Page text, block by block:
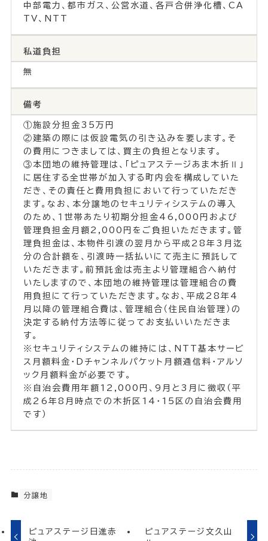
中部電力、都市ガス、公営水道、各戸合併浄化槽、CA
TV、NTT
私道負担
無
備考
①施設分担金35万円
②建築の際には仮設電気の引き込みを要します。そ
の費用につきましては、買主の負担となります。
③本団地の維持管理は、「ピュアステージあま木折Ⅱ」
に居住する全世帯が加入する町内会を構成していた
だき、その責任と費用負担において行っていただき
ます。なお、本分譲地のセキュリティシステムの導入
のため、１世帯あたり初期分担金46,000円および
管理負担金月額2,000円をご負担いただきます。管
理負担金は、本物件引渡の翌月から平成28年3月迄
分の合計額を、引渡時一括払いにて売主に預託して
いただきます。前預託金は売主より管理組合へ納付
いたしますので、本団地の維持管理は管理組合の費
用負担にて行っていただきます。なお、平成28年4
月以降の管理組合費は、管理組合（住民自治管理）の
決定する納付方法等に従ってお支払いいただきま
す。
※セキュリティシステムの維持には、NTT基本サービ
ス月額料金・Dチャンネルパケット月額通信料・アルソ
ック月額料金が必要です。
※自治会費用年額12,000円、9月と3月に徴収（平
成26年8月時点での木折区14・15区の自治会費用
です）
分譲地
ピュアステージ日進赤
ピュアステージ文久山